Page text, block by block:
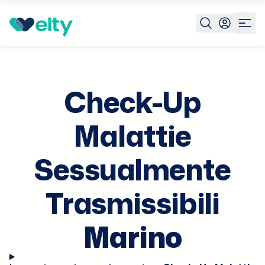
Prenota visita
Check-Up
Malattie
Sessualmente
Trasmissibili
Marino